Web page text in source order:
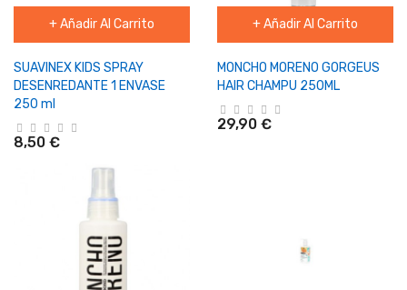
+ Añadir Al Carrito
SUAVINEX KIDS SPRAY
DESENREDANTE 1 ENVASE
250 ml
8,50 €
+ Añadir Al Carrito
MONCHO MORENO GORGEUS
HAIR CHAMPU 250ML
29,90 €